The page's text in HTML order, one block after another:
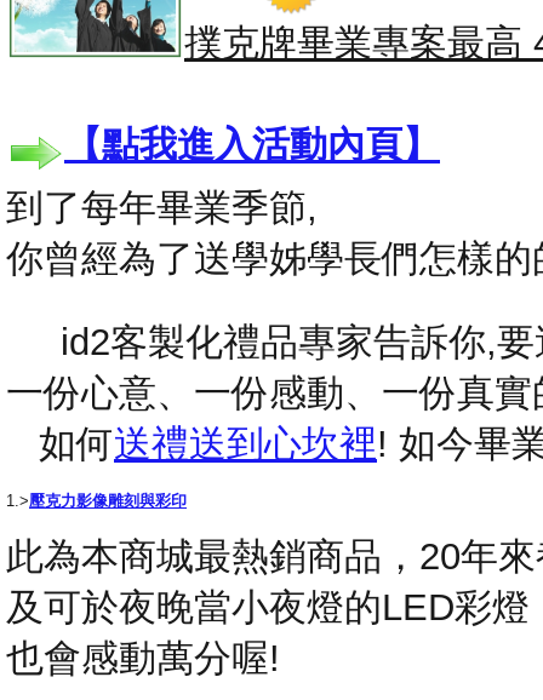
撲克牌畢業專案最高
【點我進入活動內頁】
到了每年畢業季節,
你曾經為了送學姊學長們怎樣
id2客製化禮品專家告訴你,要
一份心意、一份感動、一份真
如何送禮送到心坎裡! 如今畢
1.>壓克力影像雕刻與彩印
此為本商城最熱銷商品，20年
及可於夜晚當小夜燈的LED彩
也會感動萬分喔!